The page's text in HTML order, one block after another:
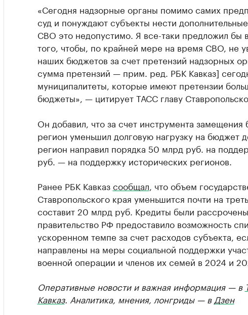
«Сегодня надзорные органы помимо самих
суд и понуждают субъекты нести
СВО это недопустимо. Я все-таки предложил бы
того, чтобы, по крайней мере на время СВО, не
наших бюджетов за счет претензий надзорных
сумма претензий — прим. ред. РБК Кавказ]
муниципалитеты, которые имеют претензии
бюджеты», — цитирует ТАСС главу
Он добавил, что за счет инструмента
регион уменьшил долговую нагрузку на бюджет
регион направил порядка 50 млрд руб. на
руб. — на поддержку исторических регионов.
Ранее РБК Кавказсообщал , что объем
Ставропольского края уменьшится почти на
составит 20 млрд руб. Кредиты были
правительство РФ предоставило возможность
ускоренном темпе за счет расходов субъекта,
направлены на меры социальной поддержки
военной операции и членов их семей в 2024 и
Оперативные новости и важная информация — в
Кавказ. Аналитика, мнения, лонгриды — в Дзен